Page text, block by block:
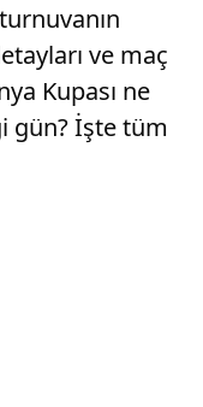
ve maç
Kupası ne
gün? İşte tüm